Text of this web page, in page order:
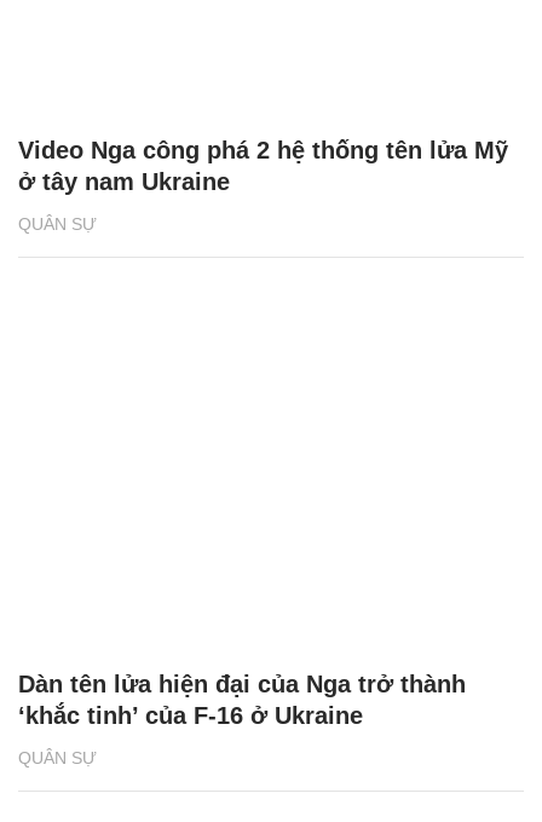
QUÂN SỰ
Video Nga công phá 2 hệ thống tên lửa Mỹ
ở tây nam Ukraine
QUÂN SỰ
Dàn tên lửa hiện đại của Nga trở thành
‘khắc tinh’ của F-16 ở Ukraine